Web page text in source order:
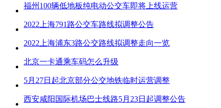
福州100辆低地板纯电动公交车即将上线运营
2022上海791路公交车路线拟调整公告
2022上海浦东3路公交路线拟调整走向一览
北京一卡通乘车码怎么升级
5月27日起北京部分公交地铁临时运营调整
西安咸阳国际机场巴士线路5月23日起调整公告